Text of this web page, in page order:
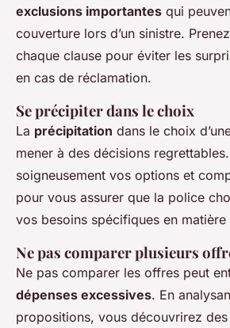
exclusions importantes qui
couverture lors d’un sinistre.
chaque clause pour éviter les
en cas de réclamation.
Se précipiter dans le choix
La précipitation dans le choix
mener à des décisions
soigneusement vos options et
pour vous assurer que la police
vos besoins spécifiques en matière
Ne pas comparer plusieurs
Ne pas comparer les offres peut
dépenses excessives. En
propositions, vous découvrirez